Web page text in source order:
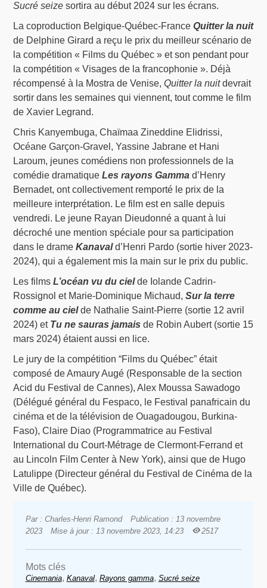
Sucré seize sortira au début 2024 sur les écrans.
La coproduction Belgique-Québec-FranceQuitter la nuit
de Delphine Girard a reçu le prix du meilleur scénario de
la compétition « Films du Québec » et son pendant pour
la compétition « Visages de la francophonie ». Déjà
récompensé à la Mostra de Venise,Quitter la nuitdevrait
sortir dans les semaines qui viennent, tout comme le film
de Xavier Legrand.
Chris Kanyembuga, Chaïmaa Zineddine Elidrissi,
Océane Garçon-Gravel, Yassine Jabrane et Hani
Laroum, jeunes comédiens non professionnels de la
comédie dramatiqueLes rayons Gamma d’Henry
Bernadet, ont collectivement remporté le prix de la
meilleure interprétation. Le film est en salle depuis
vendredi. Le jeune Rayan Dieudonné a quant à lui
décroché une mention spéciale pour sa participation
dans le drameKanavald’Henri Pardo (sortie hiver 2023-
2024), qui a également mis la main sur le prix du public.
Les filmsL’océan vu du cielde Iolande Cadrin-
Rossignol et Marie-Dominique Michaud,Sur la terre
comme au cielde Nathalie Saint-Pierre (sortie 12 avril
2024) et Tu ne sauras jamais de Robin Aubert (sortie 15
mars 2024) étaient aussi en lice.
Le jury de la compétition “Films du Québec” était
composé de Amaury Augé (Responsable de la section
Acid du Festival de Cannes), Alex Moussa Sawadogo
(Délégué général du Fespaco, le Festival panafricain du
cinéma et de la télévision de Ouagadougou, Burkina-
Faso), Claire Diao (Programmatrice au Festival
International du Court-Métrage de Clermont-Ferrand et
au Lincoln Film Center à New York), ainsi que de Hugo
Latulippe (Directeur général du Festival de Cinéma de la
Ville de Québec).
Par : Charles-Henri Ramond
Publication : 13 novembre
2023
Mise à jour : 13 novembre 2023, 14:23 2517
Mots clés
Cinemania, Kanaval, Rayons gamma, Sucré seize